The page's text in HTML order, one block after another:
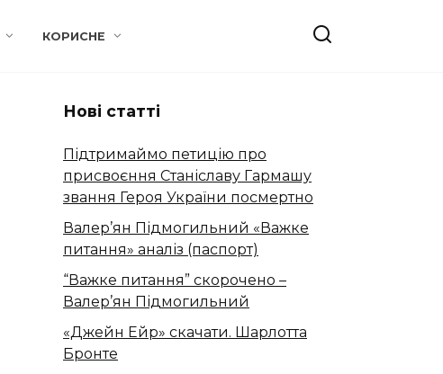
КОРИСНЕ
Нові статті
Підтримаймо петицію про
присвоєння Станіславу Гармашу
звання Героя України посмертно
Валер’ян Підмогильний «Важке
питання» аналіз (паспорт)
“Важке питання” скорочено –
Валер’ян Підмогильний
«Джейн Ейр» скачати. Шарлотта
Бронте